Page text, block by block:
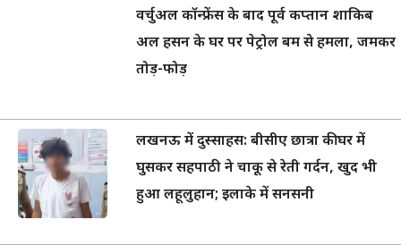
वर्चुअल कॉन्फ्रेंस के बाद पूर्व कप्तान शाकिब
अल हसन के घर पर पेट्रोल बम से हमला, जमकर
तोड़-फोड़
लखनऊ में दुस्साहस: बीसीए छात्रा की घर में
घुसकर सहपाठी ने चाकू से रेती गर्दन, खुद भी
हुआ लहूलुहान; इलाके में सनसनी